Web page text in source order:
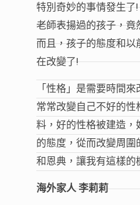
特別奇妙的事情發生了
老師表揚過的孩子，竟
而且，孩子的態度和
在改變了!
「性格」是需要時間
常常改變自己不好的
料，好的性格被建造
的態度，從而改變周圍
和恩典，讓我有這樣的
海外家人 李莉莉